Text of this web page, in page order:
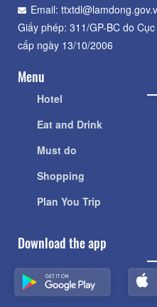
Email:
Giấy phép: 311/GP-BC do
cấp ngày 13/10/2006
Menu
Hotel
Eat and Drink
Must do
Shopping
Plan You Trip
Download the app